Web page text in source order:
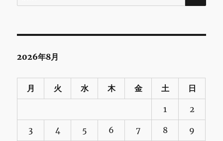
索:
2026年8月
月 火 水 木 金 土 日
1 2
3 4 5 6 7 8 9